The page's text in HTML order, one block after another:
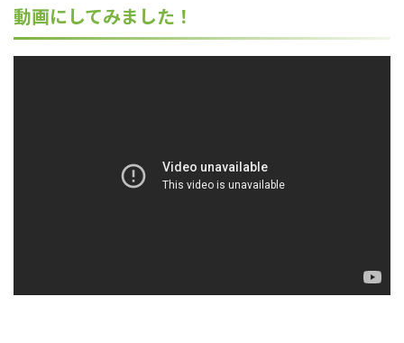
動画にしてみました！